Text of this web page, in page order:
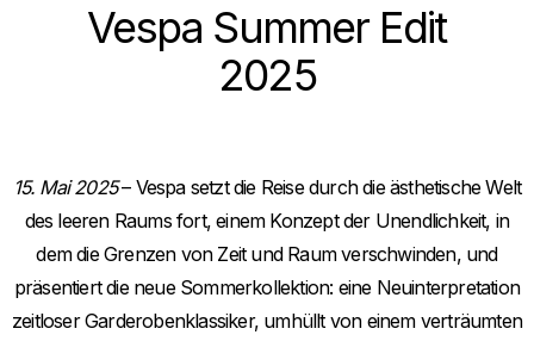
Vespa Summer Edit
2025
15. Mai 2025– Vespa setzt die Reise durch die ästhetische Welt
des leeren Raums fort, einem Konzept der Unendlichkeit, in
dem die Grenzen von Zeit und Raum verschwinden, und
präsentiert die neue Sommerkollektion: eine Neuinterpretation
zeitloser Garderobenklassiker, umhüllt von einem verträumten